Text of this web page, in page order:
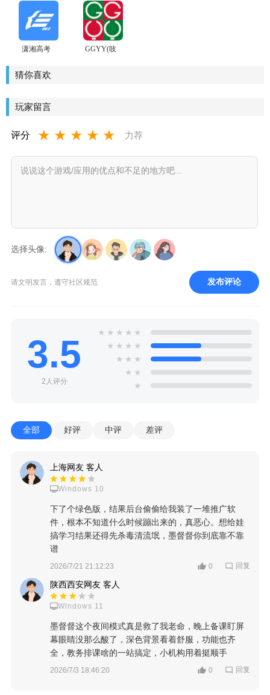
潇湘高考
GGYY(吱
猜你喜欢
玩家留言
评分 ★ ★ ★ ★ ★ 力荐
选择头像:
请文明发言，遵守社区规范 发布评论
3.5
2人评分
★ ★ ★ ★ ★
★ ★ ★ ★
★ ★ ★
★ ★
★
全部 好评 中评 差评
上海网友 客人
Windows 10
下了个绿色版，结果后台偷偷给我装了一堆推广软
件，根本不知道什么时候蹦出来的，真恶心。想给娃
搞学习结果还得先杀毒清流氓，墨督督你到底靠不靠
谱
2026/7/21 21:12:23 0 回复
陕西西安网友 客人
Windows 11
墨督督这个夜间模式真是救了我老命，晚上备课盯屏
幕眼睛没那么酸了，深色背景看着舒服，功能也齐
全，教务排课啥的一站搞定，小机构用着挺顺手
2026/7/3 18:46:20 0 回复